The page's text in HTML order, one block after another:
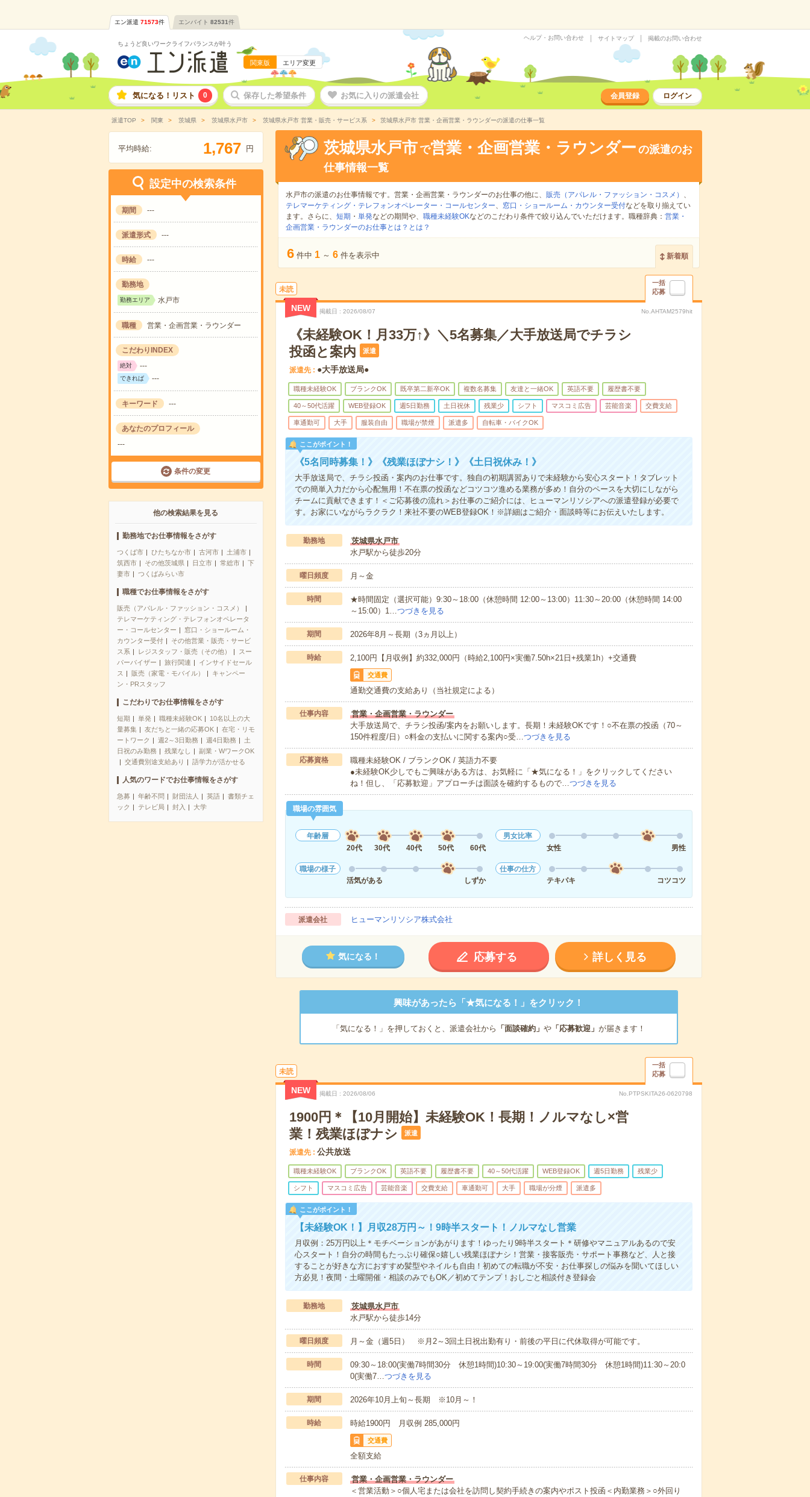
エン派遣 71573件 エンバイト 82531件
ちょうど良いワークライフバランスが叶う
関東版 エリア変更
ヘルプ・お問い合わせ サイトマップ 掲載のお問い合わせ
気になる！リスト 0 保存した希望条件 お気に入りの派遣会社 会員登録 ログイン
派遣TOP 関東 茨城県 茨城県水戸市 茨城県水戸市 営業・販売・サービス系 茨城県水戸市 営業・企画営業・ラウンダーの派遣の仕事一覧
平均時給: 1,767 円
設定中の検索条件
期間 ---
派遣形式 ---
時給 ---
勤務地
勤務エリア 水戸市
職種 営業・企画営業・ラウンダー
こだわりINDEX
絶対 ---
できれば ---
キーワード ---
あなたのプロフィール
---
条件の変更
他の検索結果を見る
勤務地でお仕事情報をさがす
つくば市 ひたちなか市 古河市
土浦市
筑西市
その他茨城県 日立市 常総市
下
妻市
つくばみらい市
職種でお仕事情報をさがす
販売（アパレル・ファッション・コスメ）
テレマーケティング・テレフォンオペレータ
ー・コールセンター
窓口・ショールーム・
カウンター受付
その他営業・販売・サービ
ス系
レジスタッフ・販売（その他）
スー
パーバイザー
旅行関連
インサイドセール
ス
販売（家電・モバイル）
キャンペー
ン・PRスタッフ
こだわりでお仕事情報をさがす
短期 単発 職種未経験OK
10名以上の大
量募集
友だちと一緒の応募OK
在宅・リモ
ートワーク
週2～3日勤務 週4日勤務
土
日祝のみ勤務
残業なし
副業・WワークOK
交通費別途支給あり
語学力が活かせる
人気のワードでお仕事情報をさがす
急募 年齢不問 財団法人 英語
書類チェ
ック
テレビ局 封入 大学
茨城県水戸市 で営業・企画営業・ラウンダー の派遣のお
仕事情報一覧
水戸市の派遣のお仕事情報です。営業・企画営業・ラウンダーのお仕事の他に、 販売（アパレル・ファッション・コスメ） 、
テレマーケティング・テレフォンオペレーター・コールセンター、 窓口・ショールーム・カウンター受付などを取り揃えてい
ます。さらに、 短期 ・ 単発などの期間や、 職種未経験OKなどのこだわり条件で絞り込んでいただけます。職種辞典： 営業・
企画営業・ラウンダーのお仕事とは？とは？
6 件中 1 ～ 6 件を表示中 新着順
未読
一括
応募
NEW 掲載日 2026/08/07 No.AHTAM2579hit
《未経験OK！月33万↑》＼5名募集／大手放送局でチラシ
投函と案内
派遣
派遣先 ●大手放送局●
職種未経験OK ブランクOK 既卒第二新卒OK 複数名募集 友達と一緒OK 英語不要 履歴書不要
40～50代活躍 WEB登録OK 週5日勤務 土日祝休 残業少 シフト マスコミ広告 芸能音楽 交費支給
車通勤可 大手 服装自由 職場が禁煙 派遣多 自転車・バイクOK
ここがポイント！
《5名同時募集！》《残業ほぼナシ！》《土日祝休み！》
大手放送局で、チラシ投函・案内のお仕事です。独自の初期講習ありで未経験から安心スタート！タブレット
での簡単入力だから心配無用！不在票の投函などコツコツ進める業務が多め！自分のペースを大切にしながら
チームに貢献できます！＜ご応募後の流れ＞お仕事のご紹介には、ヒューマンリソシアへの派遣登録が必要で
す。お家にいながらラクラク！来社不要のWEB登録OK！※詳細はご紹介・面談時等にお伝えいたします。
勤務地
茨城県水戸市
水戸駅から徒歩20分
曜日頻度 月～金
時間
★時間固定（選択可能）9:30～18:00（休憩時間 12:00～13:00）11:30～20:00（休憩時間 14:00
～15:00）1…つづきを見る
期間 2026年8月～長期（3ヵ月以上）
時給 2,100円【月収例】約332,000円（時給2,100円×実働7.50h×21日+残業1h）+交通費
交通費
通勤交通費の支給あり（当社規定による）
仕事内容
営業・企画営業・ラウンダー
大手放送局で、チラシ投函/案内をお願いします。長期！未経験OKです！○不在票の投函（70～
150件程度/日）○料金の支払いに関する案内○受…つづきを見る
応募資格
職種未経験OK / ブランクOK / 英語力不要
●未経験OK少しでもご興味がある方は、お気軽に「★気になる！」をクリックしてください
ね！但し、「応募歓迎」アプローチは面談を確約するもので…つづきを見る
職場の雰囲気
年齢層
20代
30代 40代 50代 60代
男女比率
女性
男性
職場の様子
活気がある
しずか
仕事の仕方
テキパキ
コツコツ
派遣会社 ヒューマンリソシア株式会社
気になる！ 応募する 詳しく見る
興味があったら「★気になる！」をクリック！
「気になる！」を押しておくと、派遣会社から 「面談確約」 や「応募歓迎」 が届きます！
未読
一括
応募
NEW 掲載日 2026/08/06 No.PTPSKITA26-0620798
1900円＊【10月開始】未経験OK！長期！ノルマなし×営
業！残業ほぼナシ
派遣
派遣先 公共放送
職種未経験OK ブランクOK 英語不要 履歴書不要 40～50代活躍 WEB登録OK 週5日勤務 残業少
シフト マスコミ広告 芸能音楽 交費支給 車通勤可 大手 職場が分煙 派遣多
ここがポイント！
【未経験OK！】月収28万円～！9時半スタート！ノルマなし営業
月収例：25万円以上＊モチベーションがあがります！ゆったり9時半スタート＊研修やマニュアルあるので安
心スタート！自分の時間もたっぷり確保○嬉しい残業ほぼナシ！営業・接客販売・サポート事務など、人と接
することが好きな方におすすめ髪型やネイルも自由！初めての転職が不安・お仕事探しの悩みを聞いてほしい
方必見！夜間・土曜開催・相談のみでもOK／初めてテンプ！おしごと相談付き登録会
勤務地
茨城県水戸市
水戸駅から徒歩14分
曜日頻度 月～金（週5日） ※月2～3回土日祝出勤有り・前後の平日に代休取得が可能です。
時間
09:30～18:00(実働7時間30分 休憩1時間)10:30～19:00(実働7時間30分 休憩1時間)11:30～20:0
0(実働7…つづきを見る
期間 2026年10月上旬～長期 ※10月～！
時給 時給1900円 月収例 285,000円
交通費
全額支給
仕事内容
営業・企画営業・ラウンダー
＜営業活動＞○個人宅または会社を訪問し契約手続きの案内やポスト投函＜内勤業務＞○外回り